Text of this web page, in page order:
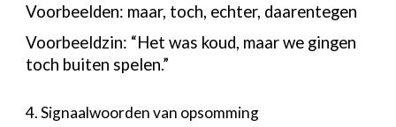
Voorbeelden: maar, toch, echter, daarentegen
Voorbeeldzin: “Het was koud, maar we gingen
toch buiten spelen.”
4. Signaalwoorden van opsomming